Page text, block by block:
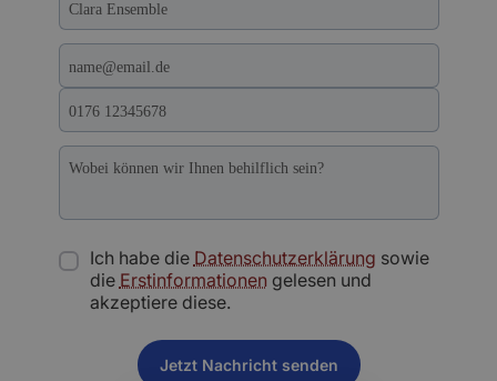
Ich habe die Datenschutzerklärung sowie
die Erstinformationen gelesen und
akzeptiere diese.